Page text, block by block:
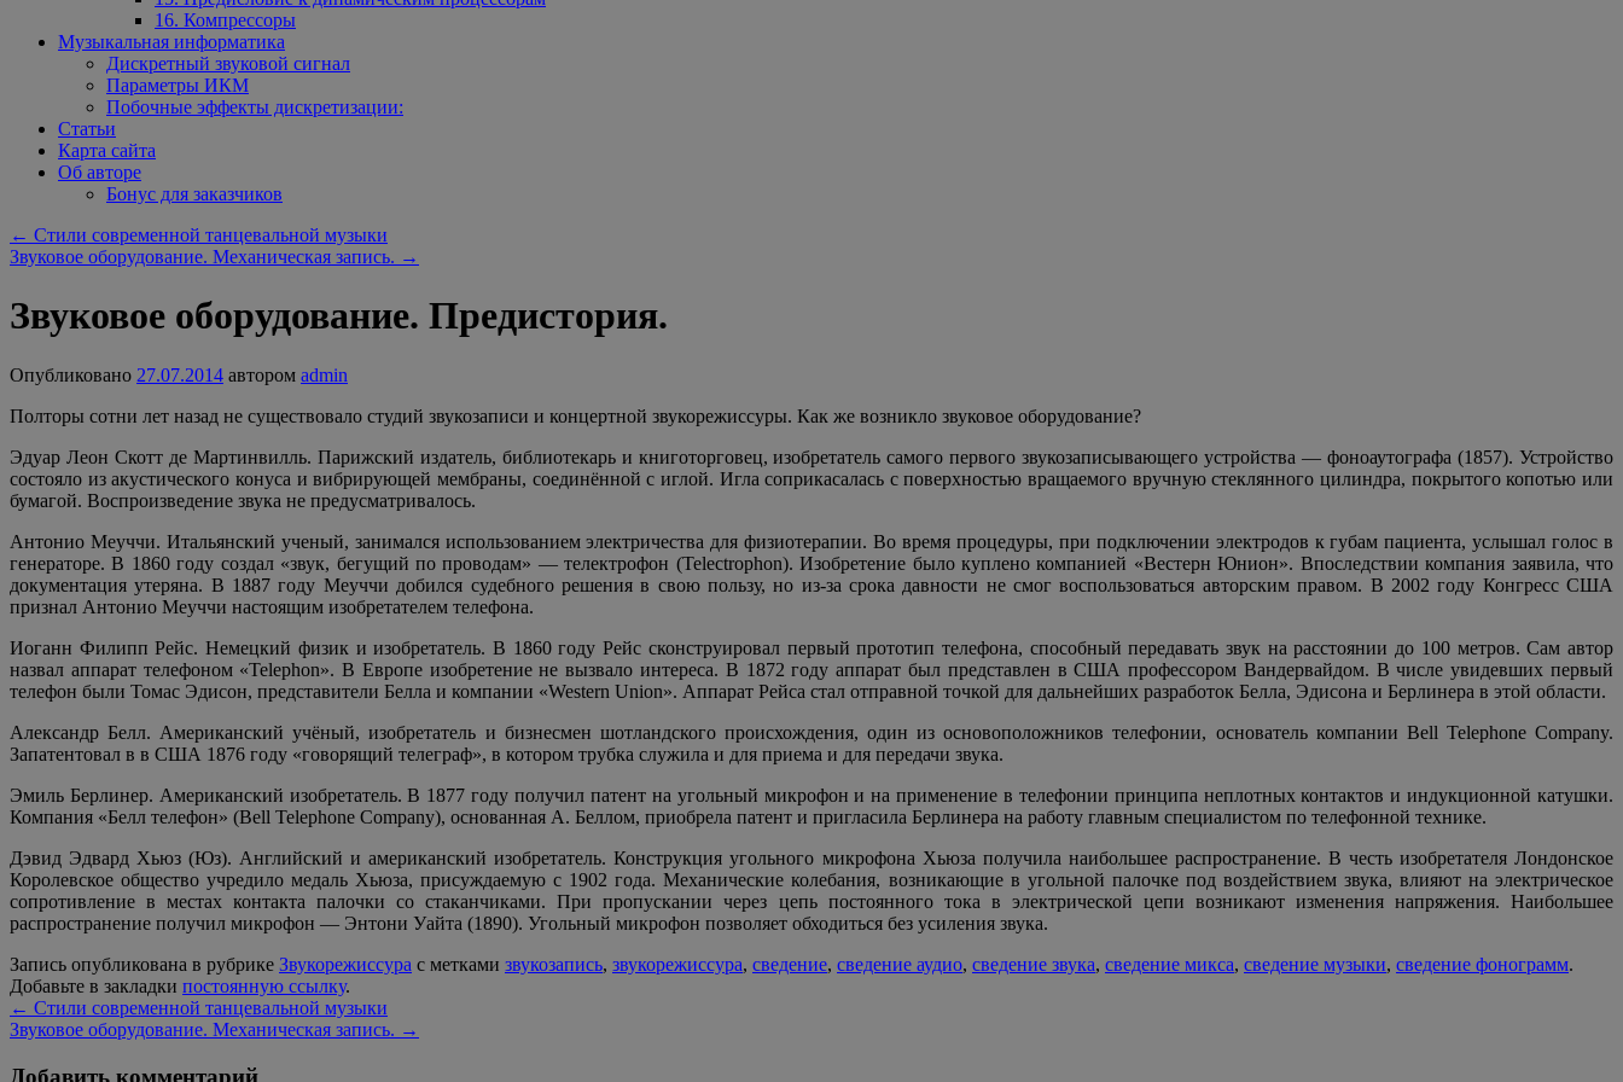
16. Компрессоры
Музыкальная информатика
Дискретный звуковой сигнал
Параметры ИКМ
Побочные эффекты дискретизации:
Статьи
Карта сайта
Об авторе
Бонус для заказчиков
← Стили современной танцевальной музыки
Звуковое оборудование. Механическая запись. →
Звуковое оборудование. Предистория.
Опубликовано 27.07.2014 автором admin
Полторы сотни лет назад не существовало студий звукозаписи и концертной звукорежиссуры. Как же возникло звуковое оборудование?
Эдуар Леон Скотт де Мартинвилль. Парижский издатель, библиотекарь и книготорговец, изобретатель самого первого звукозаписывающего устройства — фоноаутографа (1857). Устройство
состояло из акустического конуса и вибрирующей мембраны, соединённой с иглой. Игла соприкасалась с поверхностью вращаемого вручную стеклянного цилиндра, покрытого копотью или
бумагой. Воспроизведение звука не предусматривалось.
Антонио Меуччи. Итальянский ученый, занимался использованием электричества для физиотерапии. Во время процедуры, при подключении электродов к губам пациента, услышал голос в
генераторе. В 1860 году создал «звук, бегущий по проводам» — телектрофон (Telectrophon). Изобретение было куплено компанией «Вестерн Юнион». Впоследствии компания заявила, что
документация утеряна. В 1887 году Меуччи добился судебного решения в свою пользу, но из-за срока давности не смог воспользоваться авторским правом. В 2002 году Конгресс США
признал Антонио Меуччи настоящим изобретателем телефона.
Иоганн Филипп Рейс. Немецкий физик и изобретатель. В 1860 году Рейс сконструировал первый прототип телефона, способный передавать звук на расстоянии до 100 метров. Сам автор
назвал аппарат телефоном «Telephon». В Европе изобретение не вызвало интереса. В 1872 году аппарат был представлен в США профессором Вандервайдом. В числе увидевших первый
телефон были Томас Эдисон, представители Белла и компании «Western Union». Аппарат Рейса стал отправной точкой для дальнейших разработок Белла, Эдисона и Берлинера в этой области.
Александр Белл. Американский учёный, изобретатель и бизнесмен шотландского происхождения, один из основоположников телефонии, основатель компании Bell Telephone Company.
Запатентовал в в США 1876 году «говорящий телеграф», в котором трубка служила и для приема и для передачи звука.
Эмиль Берлинер. Американский изобретатель. В 1877 году получил патент на угольный микрофон и на применение в телефонии принципа неплотных контактов и индукционной катушки.
Компания «Белл телефон» (Bell Telephone Company), основанная А. Беллом, приобрела патент и пригласила Берлинера на работу главным специалистом по телефонной технике.
Дэвид Эдвард Хьюз (Юз). Английский и американский изобретатель. Конструкция угольного микрофона Хьюза получила наибольшее распространение. В честь изобретателя Лондонское
Королевское общество учредило медаль Хьюза, присуждаемую с 1902 года. Механические колебания, возникающие в угольной палочке под воздействием звука, влияют на электрическое
сопротивление в местах контакта палочки со стаканчиками. При пропускании через цепь постоянного тока в электрической цепи возникают изменения напряжения. Наибольшее
распространение получил микрофон — Энтони Уайта (1890). Угольный микрофон позволяет обходиться без усиления звука.
Запись опубликована в рубрике Звукорежиссура с метками звукозапись, звукорежиссура, сведение, сведение аудио, сведение звука, сведение микса, сведение музыки, сведение фонограмм.
Добавьте в закладки постоянную ссылку.
← Стили современной танцевальной музыки
Звуковое оборудование. Механическая запись. →
Добавить комментарий